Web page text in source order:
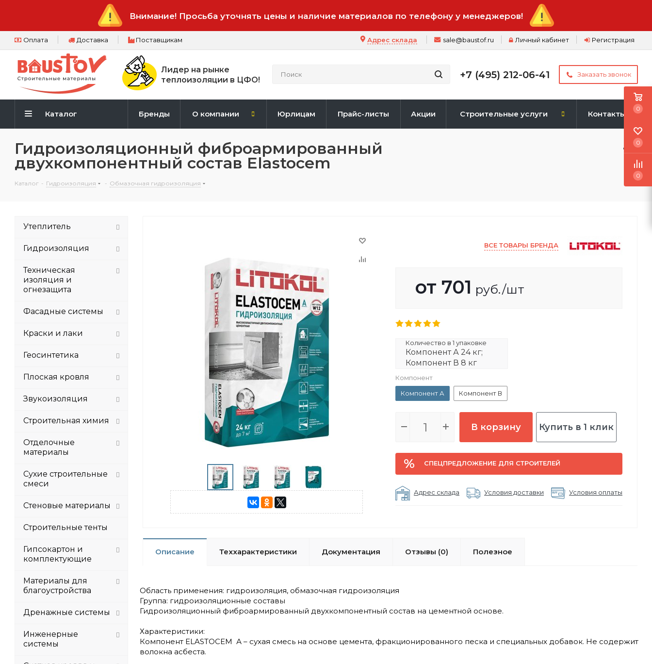
Внимание! Просьба уточнять цены и наличие материалов по телефону у менеджеров!
Оплата Доставка Поставщикам Регистрация
Личный кабинет
sale@baustof.ru
Адрес склада
Лидер на рынке
теплоизоляции в ЦФО!
+7 (495) 212-06-41 Заказать звонок
Каталог Бренды О компании Юрлицам Прайс-листы Акции Строительные услуги Контакты
Гидроизоляционный фиброармированный
двухкомпонентный состав Elastocem
Каталог - Гидроизоляция - Обмазочная гидроизоляция
ВСЕ ТОВАРЫ БРЕНДА
от 701 руб./шт
Количество в 1 упаковке
Компонент А 24 кг;
Компонент В 8 кг
Компонент
Компонент А
Компонент В
В корзину Купить в 1 клик
СПЕЦПРЕДЛОЖЕНИЕ ДЛЯ СТРОИТЕЛЕЙ
Адрес склада Условия доставки Условия оплаты
Описание Теххарактеристики Документация Отзывы (0) Полезное
Область применения: гидроизоляция, обмазочная гидроизоляция
Группа: гидроизоляционные составы
Гидроизоляционный фиброармированный двухкомпонентный состав на цементной основе.
Характеристики:
Компонент ELASTOCEM А – сухая смесь на основе цемента, фракционированного песка и специальных добавок. Не содержит
волокна асбеста.
Утеплитель
Гидроизоляция
Техническая
изоляция и
огнезащита
Фасадные системы
Краски и лаки
Геосинтетика
Плоская кровля
Звукоизоляция
Строительная химия
Отделочные
материалы
Сухие строительные
смеси
Стеновые материалы
Строительные тенты
Гипсокартон и
комплектующие
Материалы для
благоустройства
Дренажные системы
Инженерные
системы
0
0
0